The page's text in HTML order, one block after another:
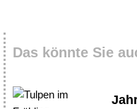
Das könnte Sie